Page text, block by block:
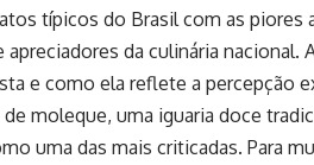
típicos do Brasil com as piores
da culinária nacional.
e como ela reflete a percepção
moleque, uma iguaria doce
uma das mais criticadas. Para